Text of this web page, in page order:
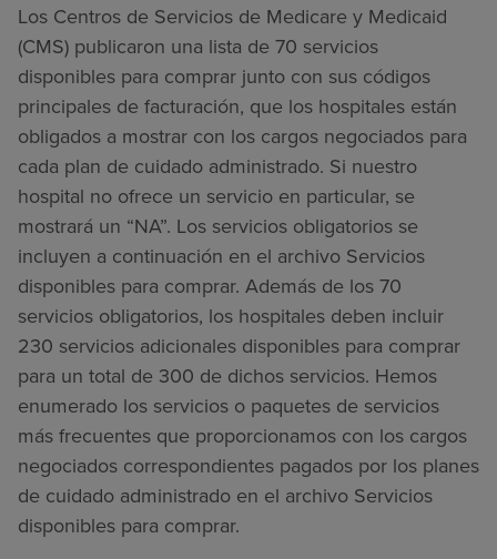
Los Centros de Servicios de Medicare y Medicaid
(CMS) publicaron una lista de 70 servicios
disponibles para comprar junto con sus códigos
principales de facturación, que los hospitales están
obligados a mostrar con los cargos negociados para
cada plan de cuidado administrado. Si nuestro
hospital no ofrece un servicio en particular, se
mostrará un “NA”. Los servicios obligatorios se
incluyen a continuación en el archivo Servicios
disponibles para comprar. Además de los 70
servicios obligatorios, los hospitales deben incluir
230 servicios adicionales disponibles para comprar
para un total de 300 de dichos servicios. Hemos
enumerado los servicios o paquetes de servicios
más frecuentes que proporcionamos con los cargos
negociados correspondientes pagados por los planes
de cuidado administrado en el archivo Servicios
disponibles para comprar.